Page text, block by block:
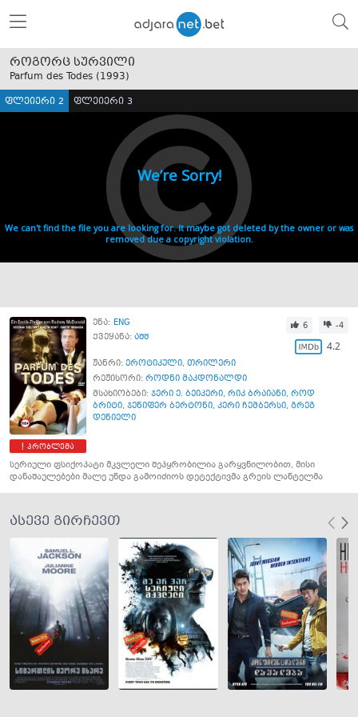
როგორც სურვილი
Parfum des Todes (1993)
ფლეიერი 2 ფლეიერი 3
პრობლემა
ენა: ENG
ქვეყანა: აშშ
6 -4
4.2
ჟანრი: ეროტიკული, თრილერი
რეჟისორი: როდნი მაკდონალდი
მსახიობები: ჯერი ე. ბეიკერი, რიკ ბრაიანი, როდ
ბრიტი, ჯენიფერ ბერტონი, კერი ჩემბერსი, გრეგ
დენიელი
სერიული ფსიქოპატი მკვლელი შეპყრობილია გარყვნილობით, მისი
დანაშაულებები მალე უნდა გამოიძიოს დეტექტივმა გრეის ლანტელმა
ასევე გირჩევთ